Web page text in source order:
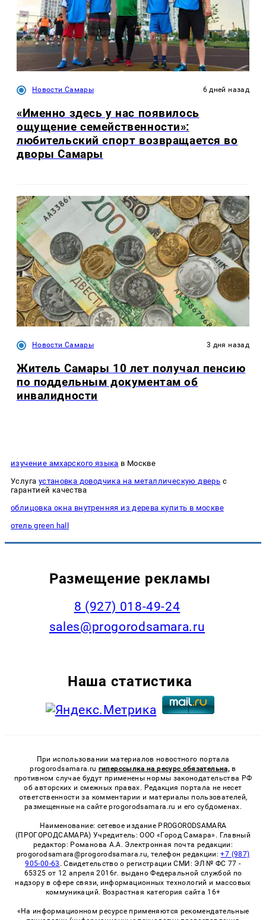
Новости Самары 6 дней назад
«Именно здесь у нас появилось
ощущение семейственности»:
любительский спорт возвращается во
дворы Самары
Новости Самары 3 дня назад
Житель Самары 10 лет получал пенсию
по поддельным документам об
инвалидности
изучение амхарского языка в Москве
Услуга установка доводчика на металлическую дверь с
гарантией качества
облицовка окна внутренняя из дерева купить в москве
отель green hall
Размещение рекламы
8 (927) 018-49-24
sales@progorodsamara.ru
Наша статистика
При использовании материалов новостного портала
progorodsamara.ru гиперссылка на ресурс обязательна, в
противном случае будут применены нормы законодательства РФ
об авторских и смежных правах. Редакция портала не несет
ответственности за комментарии и материалы пользователей,
размещенные на сайте progorodsamara.ru и его субдоменах.
Наименование: сетевое издание PROGORODSAMARA
(ПРОГОРОДСАМАРА) Учредитель: ООО «Город Самара». Главный
редактор: Романова А.А. Электронная почта редакции:
progorodsamara@progorodsamara.ru, телефон редакции:+7 (987)
905-00-63 . Свидетельство о регистрации СМИ: ЭЛ № ФС 77 -
65325 от 12 апреля 2016г. выдано Федеральной службой по
надзору в сфере связи, информационных технологий и массовых
коммуникаций. Возрастная категория сайта 16+
«На информационном ресурсе применяются рекомендательные